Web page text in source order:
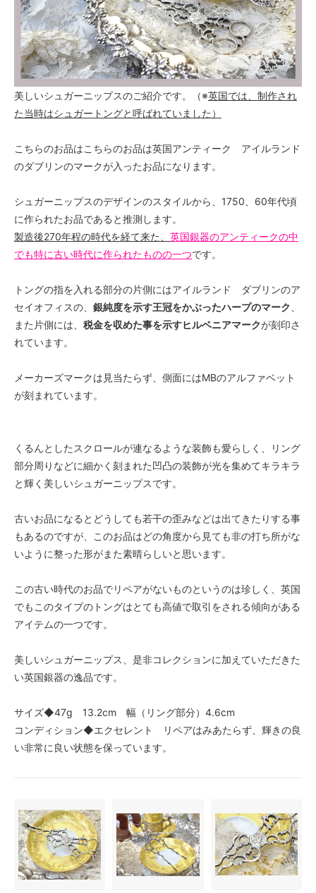
美しいシュガーニップスのご紹介です。（※英国では、制作され
た当時はシュガートングと呼ばれていました）
こちらのお品はこちらのお品は英国アンティーク アイルランド
のダブリンのマークが入ったお品になります。
シュガーニップスのデザインのスタイルから、1750、60年代頃
に作られたお品であると推測します。
製造後270年程の時代を経て来た、 英国銀器のアンティークの中
でも特に古い時代に作られたものの一つです。
トングの指を入れる部分の片側にはアイルランド ダブリンのア
セイオフィスの、 銀純度を示す王冠をかぶったハープのマーク
また片側には、 税金を収めた事を示すヒルベニアマークが刻印さ
れています。
メーカーズマークは見当たらず、側面にはMBのアルファベット
が刻まれています。
くるんとしたスクロールが連なるような装飾も愛らしく、リング
部分周りなどに細かく刻まれた凹凸の装飾が光を集めてキラキラ
と輝く美しいシュガーニップスです。
古いお品になるとどうしても若干の歪みなどは出てきたりする事
もあるのですが、このお品はどの角度から見ても非の打ち所がな
いように整った形がまた素晴らしいと思います。
この古い時代のお品でリペアがないものというのは珍しく、英国
でもこのタイプのトングはとても高値で取引をされる傾向がある
アイテムの一つです。
美しいシュガーニップス、是非コレクションに加えていただきた
い英国銀器の逸品です。
サイズ◆47g 13.2cm 幅（リング部分）4.6cm
コンディション◆エクセレント リペアはみあたらず、輝きの良
い非常に良い状態を保っています。